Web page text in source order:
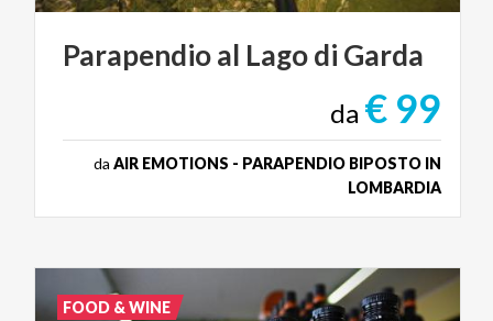
Parapendioal Lagodi Garda
da € 99
da AIR EMOTIONS - PARAPENDIO BIPOSTO IN
LOMBARDIA
FOOD & WINE